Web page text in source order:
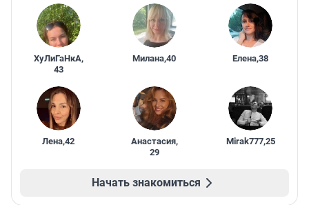
ХуЛиГаНкА,
43
Милана,40 Елена,38
Лена,42 Анастасия,
29
Mirak777,25
Начать знакомиться